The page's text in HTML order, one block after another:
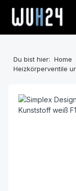
Zum Hauptinhalt
Du bist hier: Home
Heizkörperventile